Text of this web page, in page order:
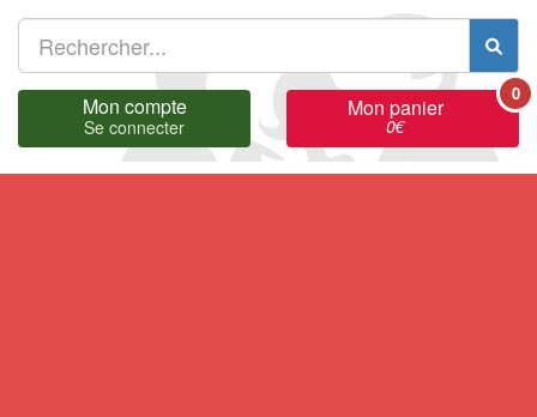
Mon compte
Se connecter
Mon panier
0€
0